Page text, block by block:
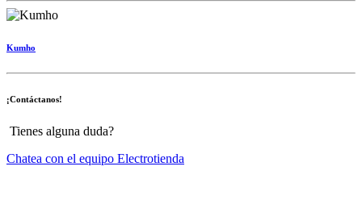
Kumho
¡Contáctanos!
Tienes alguna duda?
Chatea con el equipo Electrotienda